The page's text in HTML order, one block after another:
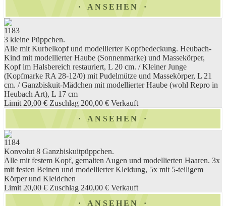
ANSEHEN
1183
3 kleine Püppchen.
Alle mit Kurbelkopf und modellierter Kopfbedeckung. Heubach-
Kind mit modellierter Haube (Sonnenmarke) und Massekörper,
Kopf im Halsbereich restauriert, L 20 cm. / Kleiner Junge
(Kopfmarke RA 28-12/0) mit Pudelmütze und Massekörper, L 21
cm. / Ganzbiskuit-Mädchen mit modellierter Haube (wohl Repro in
Heubach Art), L 17 cm
Limit 20,00 € Zuschlag 200,00 € Verkauft
ANSEHEN
1184
Konvolut 8 Ganzbiskuitpüppchen.
Alle mit festem Kopf, gemalten Augen und modellierten Haaren. 3x
mit festen Beinen und modellierter Kleidung, 5x mit 5-teiligem
Körper und Kleidchen
Limit 20,00 € Zuschlag 240,00 € Verkauft
ANSEHEN